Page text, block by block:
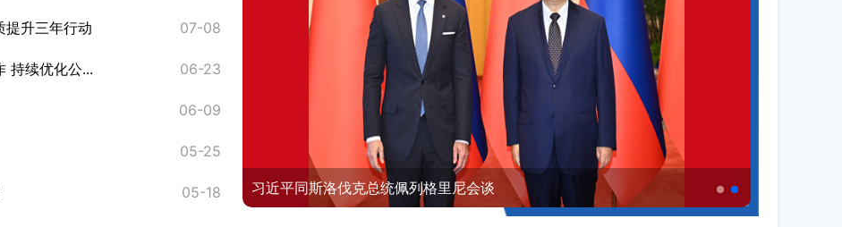
提升三年行动 07-08
持续优化公... 06-23
06-09
05-25
05-18
昌吉州住建局关于公开征求《昌吉州居民小区用户供配...
昌吉州住房和城乡建设局关于废止文件的公告
《昌吉州激发房地产市场活力推动房地产高质量发展措...
关于进一步加强房屋建筑和市政工程招标代理机构及从... 05-07
关于《昌吉州激发房地产市场活力推动房地产高质量发... 04-24
习近平：加快建设健康中国